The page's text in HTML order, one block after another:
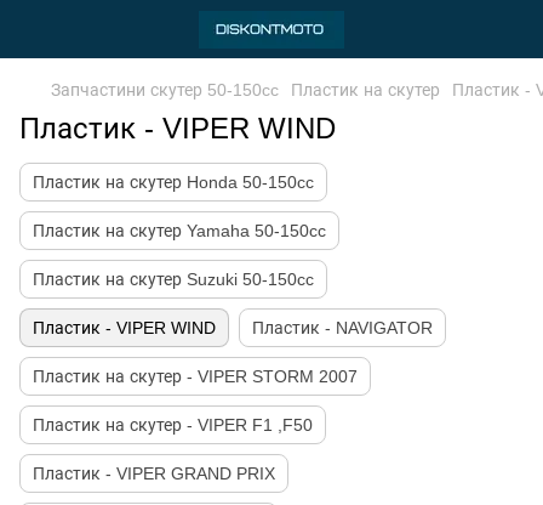
Запчастини скутер 50-150cc Пластик на скутер Пластик -
Пластик - VIPER WIND
Пластик на скутер Honda 50-150cc
Пластик на скутер Yamaha 50-150cc
Пластик на скутер Suzuki 50-150cc
Пластик - VIPER WIND Пластик - NAVIGATOR
Пластик на скутер - VIPER STORM 2007
Пластик на скутер - VIPER F1 ,F50
Пластик - VIPER GRAND PRIX